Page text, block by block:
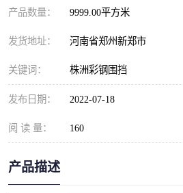
产品数量： 9999.00平方米
发货地址： 河南省郑州新郑市
关键词： 株洲彩钢围挡
发布日期： 2022-07-18
阅 读 量： 160
产品描述